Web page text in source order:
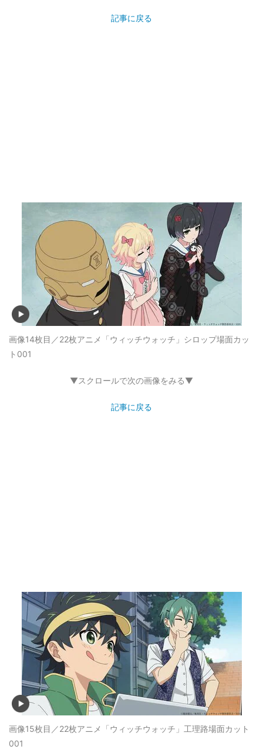
記事に戻る
画像14枚目／22枚アニメ「ウィッチウォッチ」シロップ場面カッ
ト001
▼スクロールで次の画像をみる▼
記事に戻る
画像15枚目／22枚アニメ「ウィッチウォッチ」工理路場面カット
001